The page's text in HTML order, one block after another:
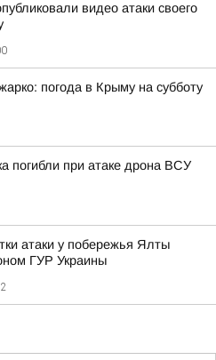
видео атаки своего
погода в Крыму на субботу
погибли при атаке дрона ВСУ
атаки у побережья Ялты
ГУР Украины